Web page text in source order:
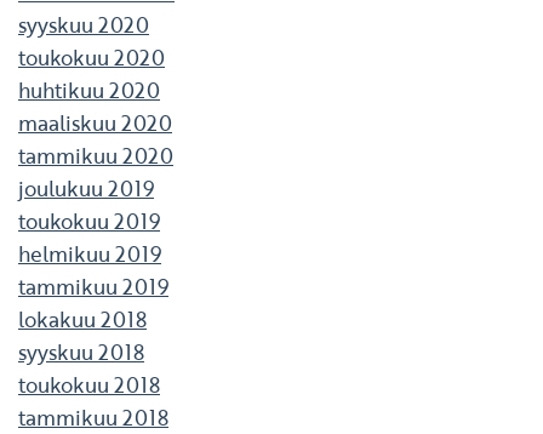
syyskuu 2020
toukokuu 2020
huhtikuu 2020
maaliskuu 2020
tammikuu 2020
joulukuu 2019
toukokuu 2019
helmikuu 2019
tammikuu 2019
lokakuu 2018
syyskuu 2018
toukokuu 2018
tammikuu 2018